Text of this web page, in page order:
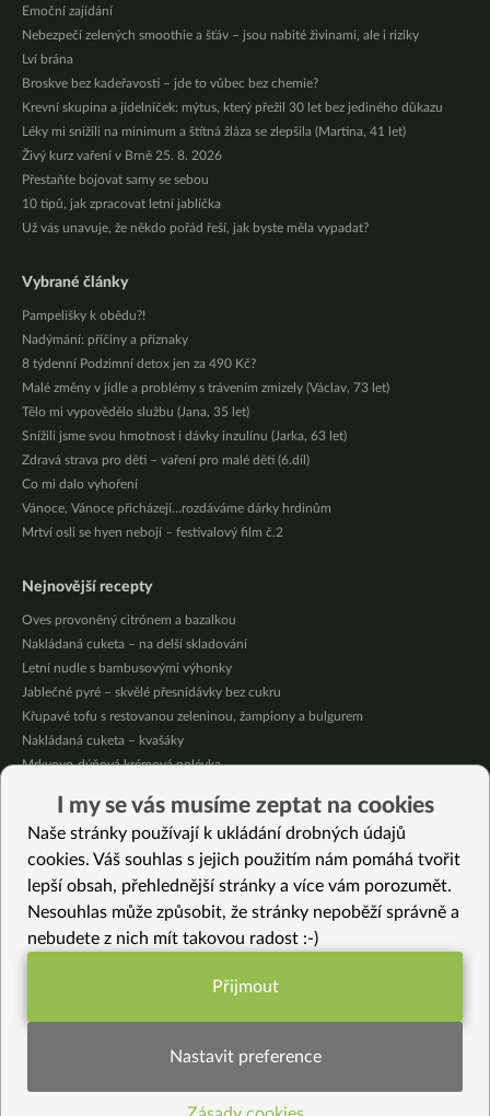
Emoční zajídání
Nebezpečí zelených smoothie a šťáv – jsou nabité živinami, ale i riziky
Lví brána
Broskve bez kadeřavosti – jde to vůbec bez chemie?
Krevní skupina a jídelníček: mýtus, který přežil 30 let bez jediného důkazu
Léky mi snížili na minimum a štítná žláza se zlepšila (Martina, 41 let)
Živý kurz vaření v Brně 25. 8. 2026
Přestaňte bojovat samy se sebou
10 tipů, jak zpracovat letní jablíčka
Už vás unavuje, že někdo pořád řeší, jak byste měla vypadat?
Vybrané články
Pampelišky k obědu?!
Nadýmání: příčiny a příznaky
8 týdenní Podzimní detox jen za 490 Kč?
Malé změny v jídle a problémy s trávením zmizely (Václav, 73 let)
Tělo mi vypovědělo službu (Jana, 35 let)
Snížili jsme svou hmotnost i dávky inzulínu (Jarka, 63 let)
Zdravá strava pro děti – vaření pro malé děti (6.díl)
Co mi dalo vyhoření
Vánoce, Vánoce přicházejí…rozdáváme dárky hrdinům
Mrtví osli se hyen nebojí – festivalový film č.2
Nejnovější recepty
Oves provoněný citrónem a bazalkou
Nakládaná cuketa – na delší skladování
Letní nudle s bambusovými výhonky
Jablečné pyré – skvělé přesnídávky bez cukru
Křupavé tofu s restovanou zeleninou, žampiony a bulgurem
Nakládaná cuketa – kvašáky
Mrkvovo-dýňová krémová polévka
Osvěžující čaj s citronovými bylinkami
Nepečený jablečný dort s rybízem
Vybrané recepty
Bezlepkové sušenky naslano
Kosmatice – smažené bezinkové květy
Restovaná basmati s pórkem a sezamem
Jarní závitky
Pórková polévka s žampiony a fazolovými lusky
Domácí těstoviny orecchiette
I my se vás musíme zeptat na cookies
Naše stránky používají k ukládání drobných údajů
cookies. Váš souhlas s jejich použitím nám pomáhá tvořit
lepší obsah, přehlednější stránky a více vám porozumět.
Nesouhlas může způsobit, že stránky nepoběží správně a
nebudete z nich mít takovou radost :-)
Funkční nastavení potřebujeme (vždy
Přijmout
Nastavit preference